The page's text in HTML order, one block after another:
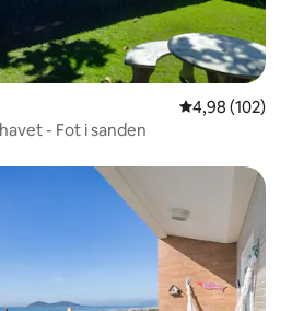
4,98 av 5 i
4,98 (102)
- Fot i sanden